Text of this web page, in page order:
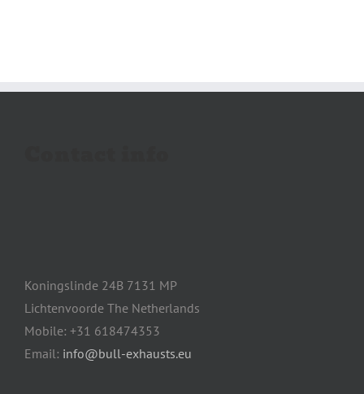
Koningslinde 24B 7131 MP
Lichtenvoorde The Netherlands
Mobile: +31 618474353
Email: info@bull-exhausts.eu